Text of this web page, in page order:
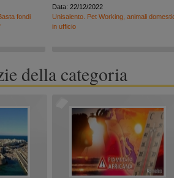
fondi
Data: 22/12/2022
Unisalento. Pet Working, animali
in ufficio
della categoria